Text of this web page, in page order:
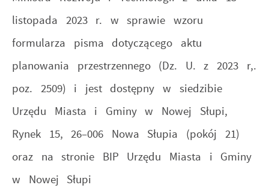
listopada 2023 r. w sprawie wzoru
formularza pisma dotyczącego aktu
planowania przestrzennego (Dz. U. z 2023 r,.
poz. 2509) i jest dostępny w siedzibie
Urzędu Miasta i Gminy w Nowej Słupi,
Rynek 15, 26–006 Nowa Słupia (pokój 21)
oraz na stronie BIP Urzędu Miasta i Gminy
w Nowej Słupi